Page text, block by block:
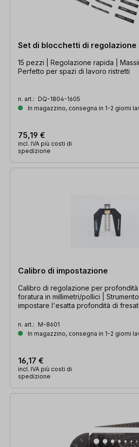
Set di blocchetti di regolazione
15 pezzi | Regolazione rapida |
Perfetto per spazi di lavoro ristretti
n. art.: DQ-1804-1605
In magazzino, consegna in 1-2 giorni
75,19 €
incl. IVA più costi di
spedizione
Calibro di impostazione
Calibro di regolazione per
foratura in millimetri/pollici |
impostare l'esatta profondità di
n. art.: M-8601
In magazzino, consegna in 1-2 giorni
16,17 €
incl. IVA più costi di
spedizione